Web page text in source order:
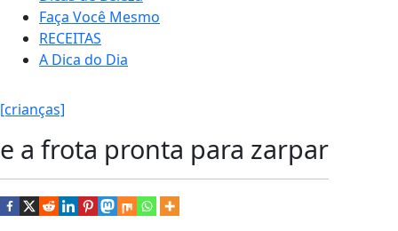
Faça Você Mesmo
RECEITAS
A Dica do Dia
[crianças]
e a frota pronta para zarpar